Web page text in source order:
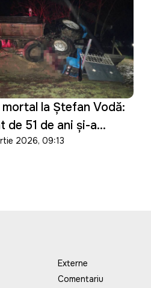
la Ștefan Vodă:
de 51 de ani și-a
după ce a pierdut
2026, 09:13
Externe
Comentariu